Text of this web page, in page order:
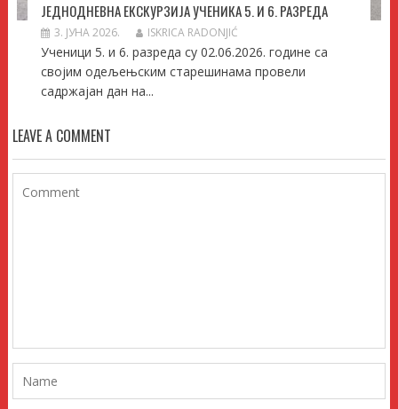
ЈЕДНОДНЕВНА ЕКСКУРЗИЈА УЧЕНИКА 5. И 6. РАЗРЕДА
3. ЈУНА 2026. ISKRICA RADONJIĆ
Ученици 5. и 6. разреда су 02.06.2026. године са
својим одељењским старешинама провели
садржајан дан на...
LEAVE A COMMENT